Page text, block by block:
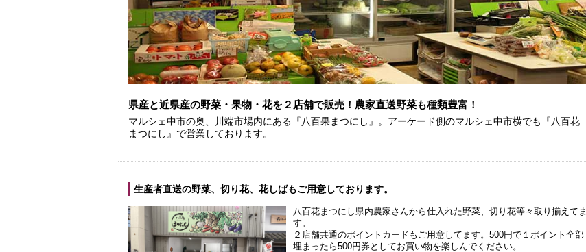
県産と近県産の野菜・果物・花を２店舗で販売！農家直送野菜も種類豊富！
マルシェ中市の奥、川端市場内にある『八百果まつにし』。アーケード側のマルシェ中市横でも『八百花
まつにし』で営業しております。
生産者直送の野菜、切り花、花しばもご用意しております。
八百花まつにし県内農家さんから仕入れた野菜、切り花等々取り揃えてま
す。
２店舗共通のポイントカードもご用意してます。500円で１ポイント全部
埋まったら500円券としてお買い物を楽しんでください。